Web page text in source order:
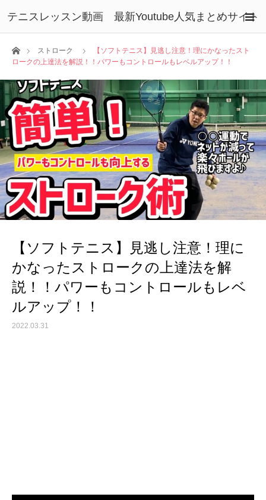
テニスレッスン動画 最新Youtube人気まとめサイト
ホームストローク
【ソフトテニス】見逃し注意！理にかなったスト
ロークの上達法を解説！！パワーもコントロールもレベルアップ！！
【ソフトテニス】見逃し注意！理に
かなったストロークの上達法を解
説！！パワーもコントロールもレベ
ルアップ！！
2022.03.31